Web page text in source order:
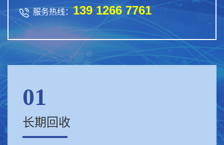
 服务热线： 139 1266 7761
01
长期回收